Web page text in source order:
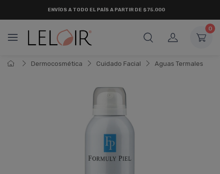
0
Dermocosmética Cuidado Facial Aguas Termales